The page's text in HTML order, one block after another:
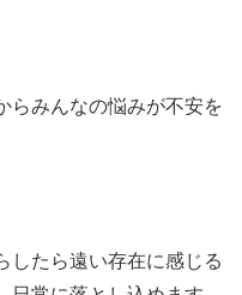
らみんなの悩みが不安を
したら遠い存在に感じる